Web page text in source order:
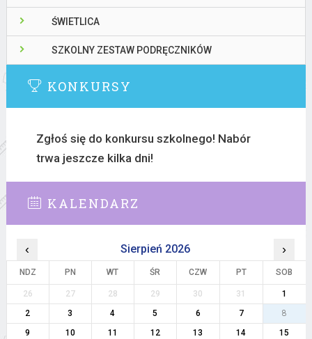
ŚWIETLICA
SZKOLNY ZESTAW PODRĘCZNIKÓW
KONKURSY
Zgłoś się do konkursu szkolnego! Nabór
trwa jeszcze kilka dni!
KALENDARZ
‹ Sierpień 2026 ›
NDZ PN WT ŚR CZW PT SOB
26 27 28 29 30 31
1
2
3 4 5 6 7
8
9
10 11 12 13 14
15